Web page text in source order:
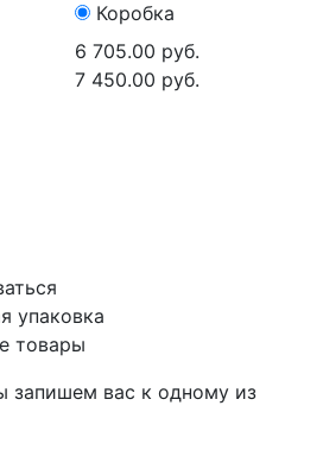
Коробка
6 705.00 руб.
7 450.00 руб.
упаковка
товары
запишем вас к одному из